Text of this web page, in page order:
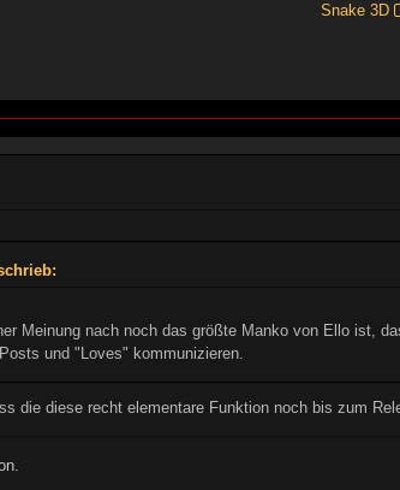
Snake 3D
Meinung nach noch das größte Manko von Ello ist,
und "Loves" kommunizieren.
die diese recht elementare Funktion noch bis zum